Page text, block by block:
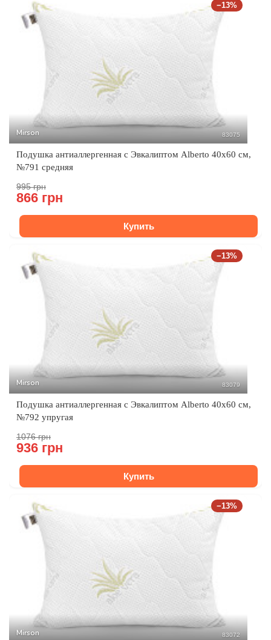
−13%
Mirson 83075
Подушка антиаллергенная с Эвкалиптом Alberto 40x60 см,
№791 средняя
995 грн
866 грн
Купить
−13%
Mirson 83079
Подушка антиаллергенная с Эвкалиптом Alberto 40x60 см,
№792 упругая
1076 грн
936 грн
Купить
−13%
Mirson 83072